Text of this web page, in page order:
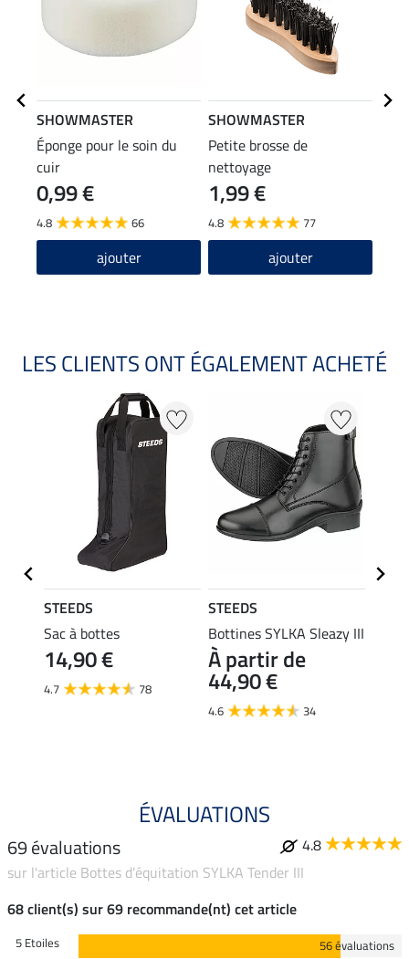
SHOWMASTER
Éponge pour le soin du
cuir
0,99 €
4.8 66
ajouter
SHOWMASTER
Petite brosse de
nettoyage
1,99 €
4.8 77
ajouter
LES CLIENTS ONT ÉGALEMENT ACHETÉ
STEEDS
Sac à bottes
14,90 €
4.7 78
STEEDS
Bottines SYLKA Sleazy III
À partir de
44,90 €
4.6 34
ÉVALUATIONS
69 évaluations
4.8
sur l'article Bottes d'équitation SYLKA Tender III
68 client(s) sur 69 recommande(nt) cet article
5 Etoiles
56 évaluations